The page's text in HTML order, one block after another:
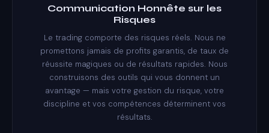
Communication Honnête sur les
Risques
Le trading comporte des risques réels. Nous ne
promettons jamais de profits garantis, de taux de
réussite magiques ou de résultats rapides. Nous
construisons des outils qui vous donnent un
avantage — mais votre gestion du risque, votre
discipline et vos compétences déterminent vos
résultats.